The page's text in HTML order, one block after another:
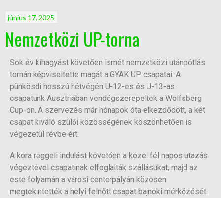
június 17, 2025
Nemzetközi UP-torna
Sok év kihagyást követően ismét nemzetközi utánpótlás
tornán képviseltette magát a GYAK UP csapatai. A
pünkösdi hosszú hétvégén U-12-es és U-13-as
csapatunk Ausztriában vendégszerepeltek a Wolfsberg
Cup-on. A szervezés már hónapok óta elkezdődött, a két
csapat kiváló szülői közösségének köszönhetően is
végezetül révbe ért.
A kora reggeli indulást követően a közel fél napos utazás
végeztével csapatinak elfoglalták szállásukat, majd az
este folyamán a városi centerpályán közösen
megtekintették a helyi felnőtt csapat bajnoki mérkőzését.